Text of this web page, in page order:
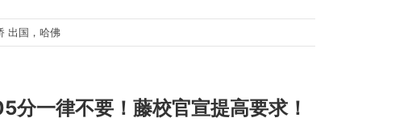
出国，哈佛
分一律不要！藤校官宣提高要求！